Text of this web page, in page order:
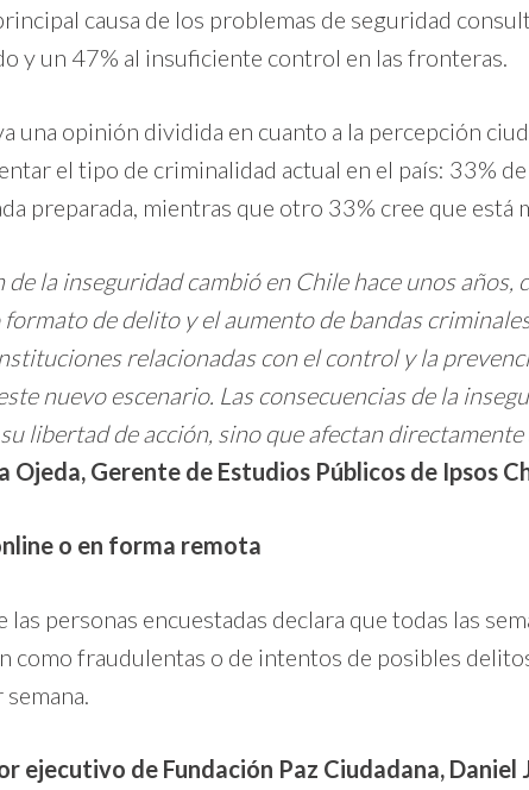
causa de los problemas de seguridad
y un 47% al insuficiente control en las fronteras.
una opinión dividida en cuanto a la percepción
el tipo de criminalidad actual en el país: 33%
preparada, mientras que otro 33% cree que está
de la inseguridad cambió en Chile hace unos
formato de delito y el aumento de bandas
relacionadas con el control y la
nuevo escenario. Las consecuencias de la
libertad de acción, sino que afectan
Ojeda, Gerente de Estudios Públicos de Ipsos
o en forma remota
las personas encuestadas declara que todas las
como fraudulentas o de intentos de posibles
ejecutivo de Fundación Paz Ciudadana, Daniel